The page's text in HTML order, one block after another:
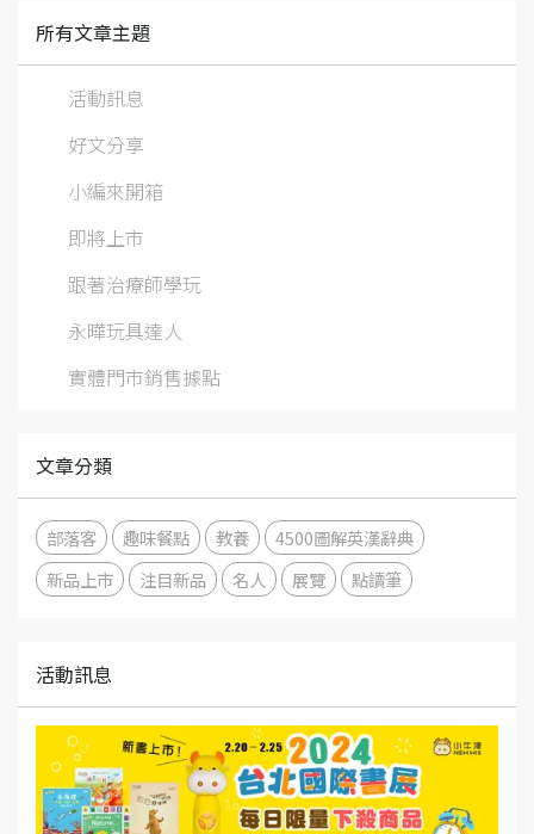
所有文章主題
活動訊息
好文分享
小編來開箱
即將上市
跟著治療師學玩
永曄玩具達人
實體門市銷售據點
文章分類
部落客 趣味餐點 教養
4500圖解英漢辭典
新品上市
注目新品 名人 展覽 點讀筆
活動訊息